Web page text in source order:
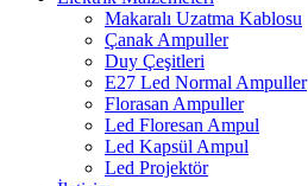
Makaralı Uzatma Kablosu
Çanak Ampuller
Duy Çeşitleri
E27 Led Normal Ampuller
Florasan Ampuller
Led Floresan Ampul
Led Kapsül Ampul
Led Projektör